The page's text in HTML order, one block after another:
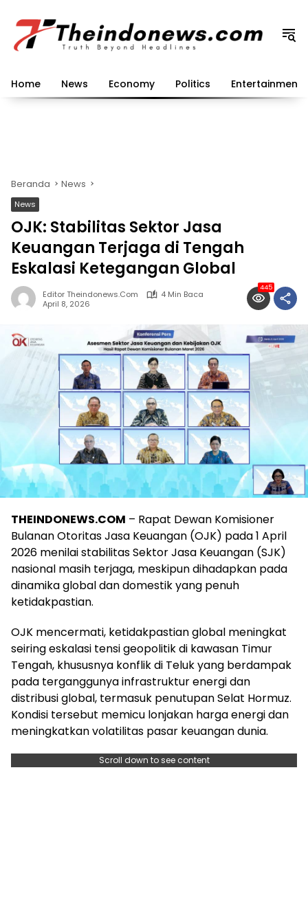
konten
Home News Economy Politics Entertainment
Beranda News
News
OJK: Stabilitas Sektor Jasa
Keuangan Terjaga di Tengah
Eskalasi Ketegangan Global
Editor Theindonews.com
4 Min Baca
April 8, 2026
445
THEINDONEWS.COM – Rapat Dewan Komisioner
Bulanan Otoritas Jasa Keuangan (OJK) pada 1 April
2026 menilai stabilitas Sektor Jasa Keuangan (SJK)
nasional masih terjaga, meskipun dihadapkan pada
dinamika global dan domestik yang penuh
ketidakpastian.
OJK mencermati, ketidakpastian global meningkat
seiring eskalasi tensi geopolitik di kawasan Timur
Tengah, khususnya konflik di Teluk yang berdampak
pada terganggunya infrastruktur energi dan
distribusi global, termasuk penutupan Selat Hormuz.
Kondisi tersebut memicu lonjakan harga energi dan
meningkatkan volatilitas pasar keuangan dunia.
Scroll down to see content